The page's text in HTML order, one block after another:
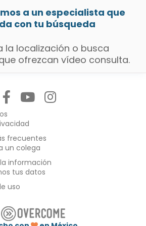
a un especialista que
con tu búsqueda
la localización o busca
ofrezcan vídeo consulta.
frecuentes
un colega
información
tus datos
uso